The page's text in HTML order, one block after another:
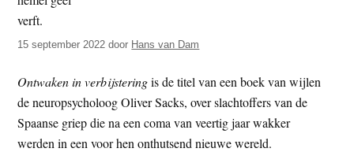
t
e
e
s
t
e
15 september 2022 door Hans van Dam
Ontwaken in verbijsteringis de titel van een boek van wijlen
de neuropsycholoog Oliver Sacks, over slachtoffers van de
Spaanse griep die na een coma van veertig jaar wakker
werden in een voor hen onthutsend nieuwe wereld.